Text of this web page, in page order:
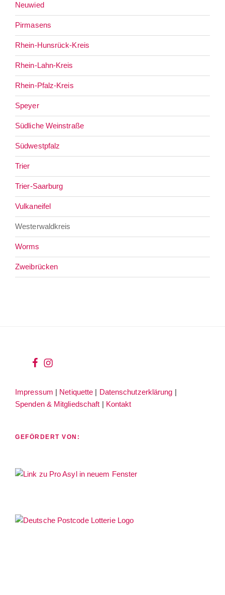
Neuwied
Pirmasens
Rhein-Hunsrück-Kreis
Rhein-Lahn-Kreis
Rhein-Pfalz-Kreis
Speyer
Südliche Weinstraße
Südwestpfalz
Trier
Trier-Saarburg
Vulkaneifel
Westerwaldkreis
Worms
Zweibrücken
wir
facebook
wir
instagram
Impressum | Netiquette | Datenschutzerklärung |
Spenden & Mitgliedschaft | Kontakt
GEFÖRDERT VON: